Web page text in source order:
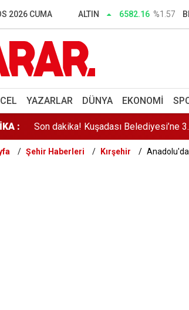
2026 CUMA ALTIN 6582.16 %1.57
YAZARLAR DÜNYA EKONOMI
:
Ankara'da uyuşturucu ve fuhuş
Suça sürüklenen çocuklar için yapay
Son dakika! Kuşadası Belediyesi’ne
Okullarda güvenlik önlemleri
TBMM'de kritik gün: Adalet
Şehir Haberleri Kırşehir